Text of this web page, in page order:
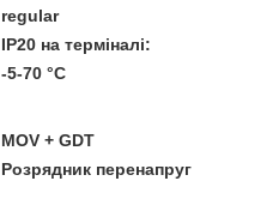
regular
IP20 на терміналі:
-5-70 °C
MOV + GDT
Розрядник перенапруг